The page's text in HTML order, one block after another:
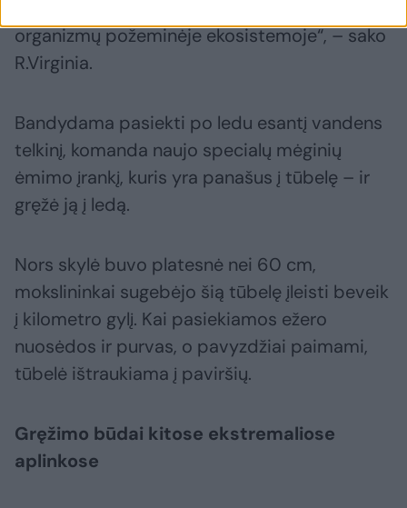
organizmų požeminėje ekosistemoje“, – sako
R.Virginia.
Bandydama pasiekti po ledu esantį vandens
telkinį, komanda naujo specialų mėginių
ėmimo įrankį, kuris yra panašus į tūbelę – ir
gręžė ją į ledą.
Nors skylė buvo platesnė nei 60 cm,
mokslininkai sugebėjo šią tūbelę įleisti beveik
į kilometro gylį. Kai pasiekiamos ežero
nuosėdos ir purvas, o pavyzdžiai paimami,
tūbelė ištraukiama į paviršių.
Gręžimo būdai kitose ekstremaliose
aplinkose